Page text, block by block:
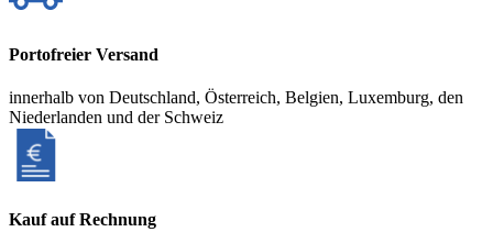
Portofreier Versand
innerhalb von Deutschland, Österreich, Belgien, Luxemburg, den
Niederlanden und der Schweiz
Kauf auf Rechnung